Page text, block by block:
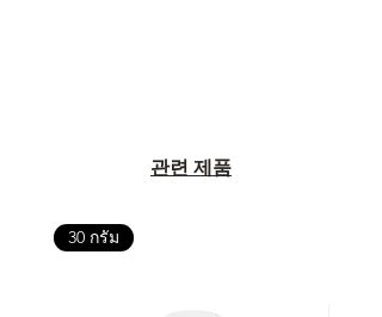
관련 제품
30 กรัม